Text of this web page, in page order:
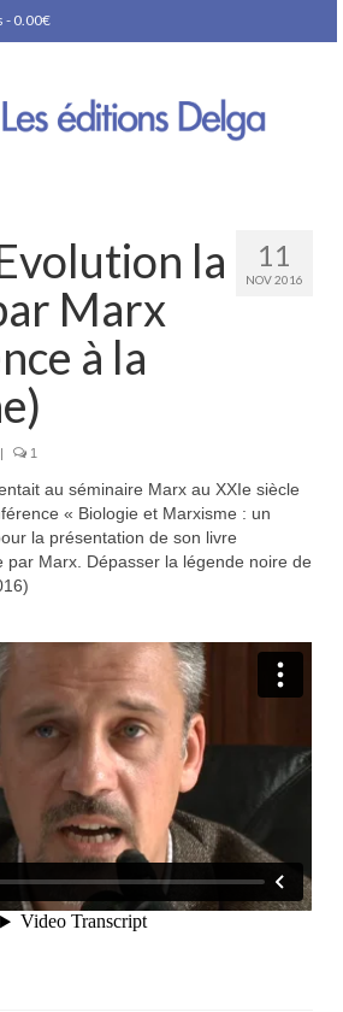
- 0.00€
11
NOV 2016
la
Marx
à la
| 1
au séminaire Marx au XXIe siècle
« Biologie et Marxisme : un
la présentation de son livre
par Marx. Dépasser la légende noire de